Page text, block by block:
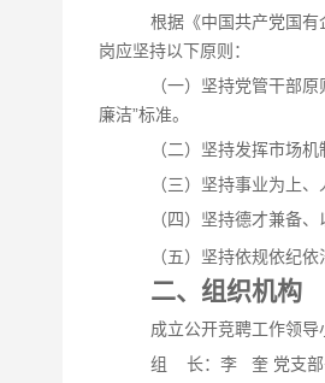
根据《中国共产党国
岗应坚持以下原则：
（一）坚持党管干部
廉洁”标准。
（二）坚持发挥市场
（三）坚持事业为上
（四）坚持德才兼备
（五）坚持依规依纪
二、组织机构
成立公开竞聘工作领导
组 长：李 奎 党支部